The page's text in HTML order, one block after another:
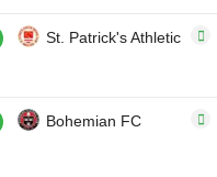
St. Patrick's Athletic
Bohemian FC